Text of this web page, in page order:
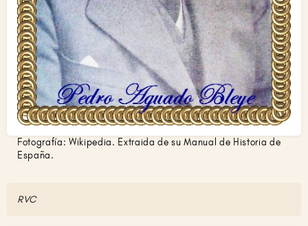
Fotografía: Wikipedia. Extraida de su Manual de Historia de
España.
RVC